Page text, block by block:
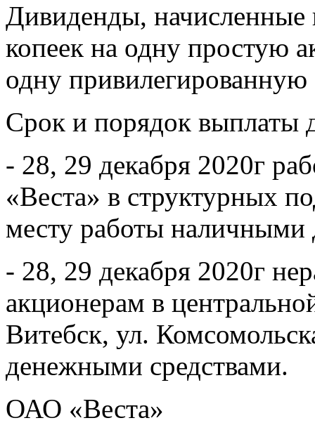
Дивиденды,
копеек на одну простую
одну
Срок и порядок выплаты
- 28, 29 декабря 2020г
«Веста» в структурных
месту работы
- 28, 29 декабря 2020г
акционерам в
Витебск, ул.
денежными средствами.
ОАО «Веста»